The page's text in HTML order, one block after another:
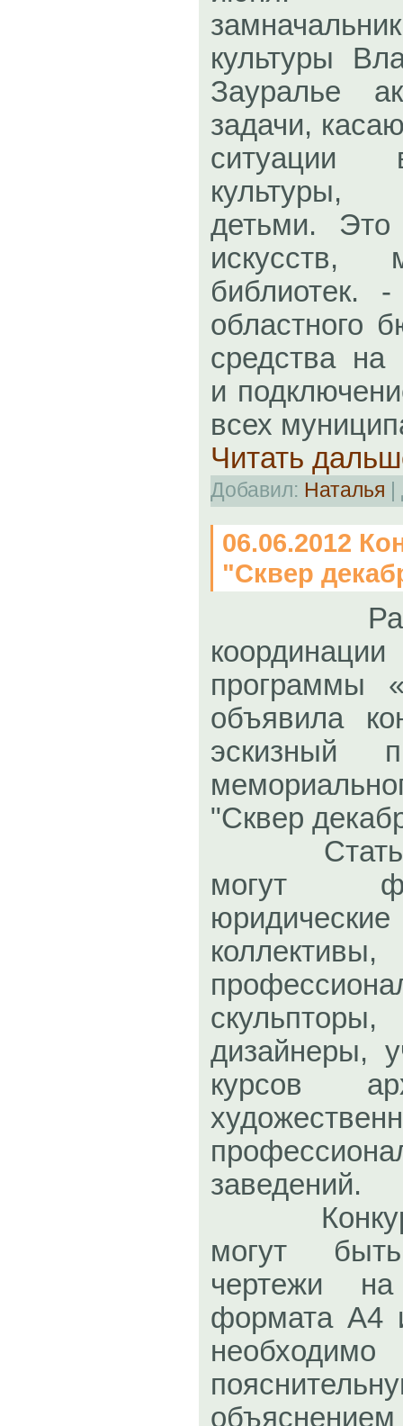
культуры
Зауралье
задачи,
ситуации
детьми.
искусств,
библиотек.
областного
средства на
и
всех
Читать
Добавил: Наталья |
06.06.2012
"Сквер
программы
объявила
эскизный
"Сквер
Стать
могут
коллективы,
дизайнеры,
курсов
заведений.
могут
чертежи
формата А4